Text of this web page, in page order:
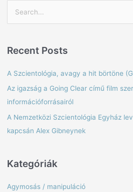
r
r
:
Recent Posts
A Szcientológia, avagy a hit börtöne
Az igazság a Going Clear című film
információforrásairól
A Nemzetközi Szcientológia Egyház
kapcsán Alex Gibneynek
Kategóriák
Agymosás / manipuláció